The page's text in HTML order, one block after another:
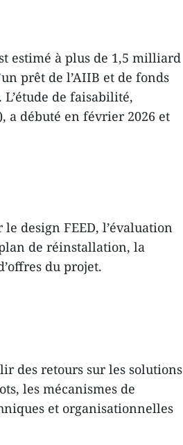
estimé à plus de 1,5 milliard
prêt de l’AIIB et de fonds
de faisabilité,
a débuté en février 2026 et
design FEED, l’évaluation
de réinstallation, la
du projet.
des retours sur les solutions
les mécanismes de
et organisationnelles